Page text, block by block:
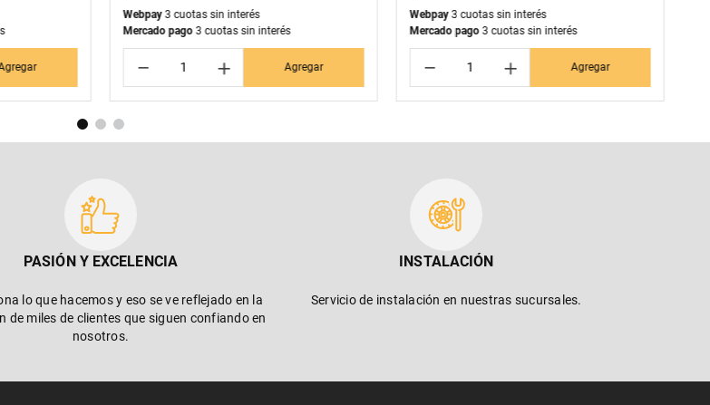
Webpay 3 cuotas sin interés
Mercado pago 3 cuotas sin interés
＋
－ Agregar
Webpay3 cuotas sin interés
Mercado pago3 cuotas sin interés
＋
－ Agregar
PASIÓN Y EXCELENCIA
lo que hacemos y eso se ve reflejado en la
de miles de clientes que siguen confiando en
nosotros.
INSTALACIÓN
Servicio de instalación en nuestras sucursales.